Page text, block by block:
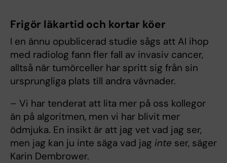
Frigör läkartid och kortar köer
I en ännu opublicerad studie sågs att AI ihop
med radiolog fann fler fall av invasiv cancer,
alltså när tumörceller har spritt sig från sin
ursprungliga plats till andra vävnader.
– Vi har tenderat att lita mer på oss kollegor
än på algoritmen, men vi har blivit mer
ödmjuka. En insikt är att jag vet vad jag ser,
men jag kan ju inte säga vad jag inte ser, säger
Karin Dembrower.